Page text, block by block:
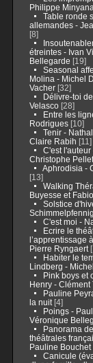
Philippe
Table ronde
allemandes -
[8]
étreintes - Ivan
Bellegarde [19]
Seasonal
Molina - Michel
Vacher[32]
Délivre-toi
Velasco[28]
Entre les
Rodrigues[10]
Tenir -
Claire Rabih [11]
C'est
Christophe Pellet
Aphrodisia -
[13]
Walking
Buyesse et
Solstice
C'est moi -
Ecrire le
l’apprentissage
Pierre Ryngaert
Habiter le
Lindberg -
Pink boys et
Henry - Clément
Pauline
la nuit[4]
Poings -
Véronique
Panorama
théâtrales
Pauline Bouchet
Canicule